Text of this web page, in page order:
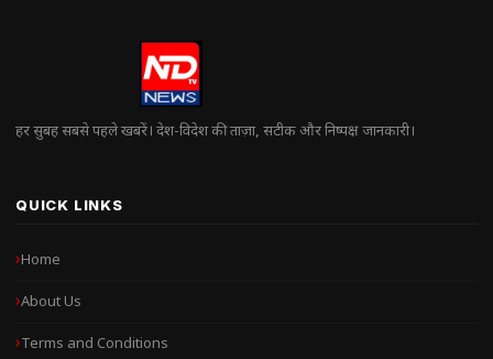
हर सुबह सबसे पहले खबरें। देश-विदेश की ताज़ा, सटीक और निष्पक्ष जानकारी।
QUICK LINKS
Home
About Us
Terms and Conditions